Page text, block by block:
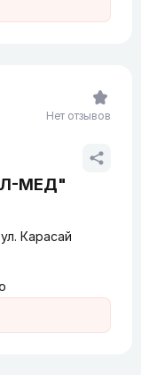
МЕД"
Карасай
Нет отзывов